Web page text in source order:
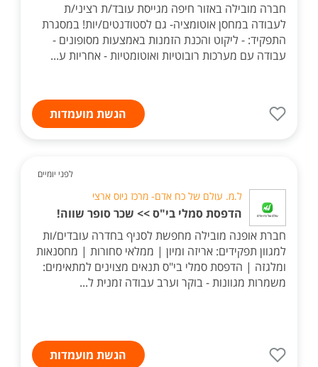
חברה מובילה באזור חיפה מגייסת עובד/ת רציני/ת
לעבודה במחסן אוטומציה- גם לסטודנטים/יות! במסגרת
התפקיד: - ליקוט והכנת הזמנות באמצעות מסופונים -
עבודה עם מערכות רובוטיות ואוטומטיות - אחריות ע...
הגשת מועמדות
לפני יומיים
ל.מ. עולם של כח אדם- מרכז גיוס ארצי
הדפסת סמלי בי"ס >> שכר סופר שווה!
חברת אופנה מובילה מחפשת לסניף בחדרה עובדים/ות
למגוון תפקידים: אריזה ומיון | ממלאי סחורות | מחסנאות
ומלגזה | הדפסת סמלי בי"ס תנאים מצוינים למתאימים:
משמרות מגוונות - בוקר וערב עבודה זמנית ל...
הגשת מועמדות